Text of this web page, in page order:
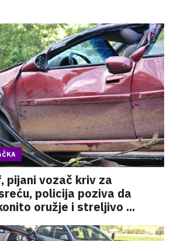
pijani vozač kriv za
policija poziva da
oružje i streljivo ...